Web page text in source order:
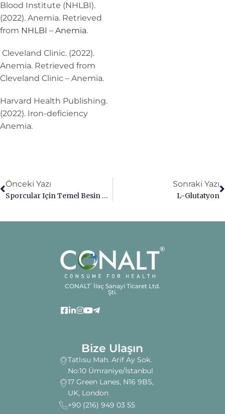
Blood Institute (NHLBI).
(2022). Anemia. Retrieved
from NHLBI – Anemia.
Cleveland Clinic. (2022).
Anemia. Retrieved from
Cleveland Clinic – Anemia.
Harvard Health Publishing.
(2022). Iron-deficiency
Anemia.
Önceki Yazı
Sporcular Için Temel Besin Takviyeleri
Sonraki Yazı
L-Glutatyon
CONALT İlaç Sanayi Ticaret Ltd.
Şti.
Bize Ulaşın
Tatlısu Mah. Arif Ay Sok.
No:10 Ümraniye/İstanbul
17 Green Lanes, N16 9BS,
UK, London
+90 (216) 949 03 55